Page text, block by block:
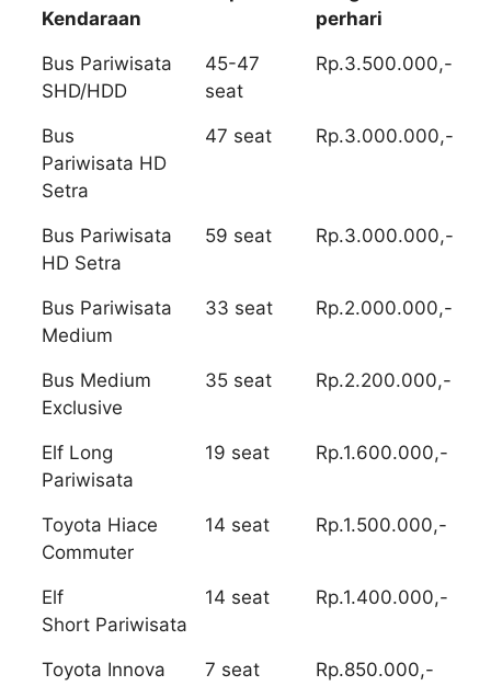
Kendaraan
perhari
Bus Pariwisata
SHD/HDD
45-47
seat
Rp.3.500.000,-
Bus
Pariwisata HD
Setra
47 seat Rp.3.000.000,-
Bus Pariwisata
HD Setra
59 seat Rp.3.000.000,-
Bus Pariwisata
Medium
33 seat Rp.2.000.000,-
Bus Medium
Exclusive
35 seat Rp.2.200.000,-
Elf Long
Pariwisata
19 seat Rp.1.600.000,-
Toyota Hiace
Commuter
14 seat Rp.1.500.000,-
Elf
Short Pariwisata
14 seat Rp.1.400.000,-
Toyota Innova 7 seat Rp.850.000,-